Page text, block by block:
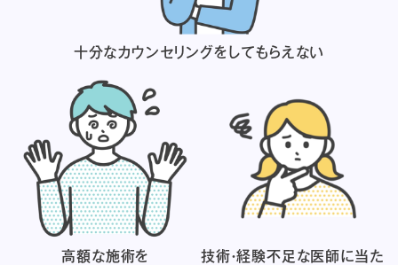
十分なカウンセリングをしてもらえない
高額な施術を
技術・経験不足な医師に当た